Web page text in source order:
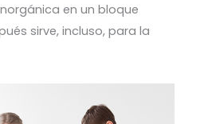
en un bloque
sirve, incluso, para la